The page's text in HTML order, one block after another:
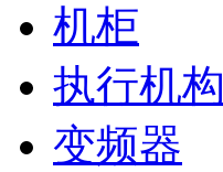
机柜
执行机构
变频器